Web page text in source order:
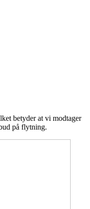
betyder at vi modtager
på flytning.